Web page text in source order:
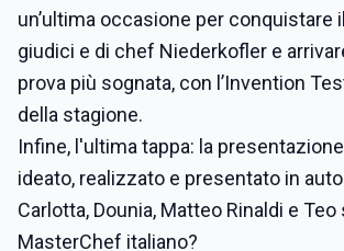
un’ultima occasione per conquistare
giudici e di chef Niederkofler e
prova più sognata, con l’Invention
della stagione.
Infine, l'ultima tappa: la
ideato, realizzato e presentato in
Carlotta, Dounia, Matteo Rinaldi e
MasterChef italiano?